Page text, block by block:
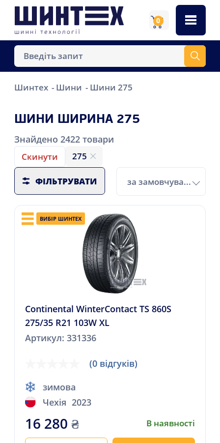
0
Шинтех Шини Шини 275
ШИНИ ШИРИНА 275
Знайдено 2422товари
Скинути 275
ФІЛЬТРУВАТИ за замовчуванням
ВИБІР ШИНТЕХ
Continental WinterContact TS 860S
275/35 R21 103W XL
Артикул: 331336
(0 відгуків)
зимова
Чехія 2023
16 280 ₴ В наявності